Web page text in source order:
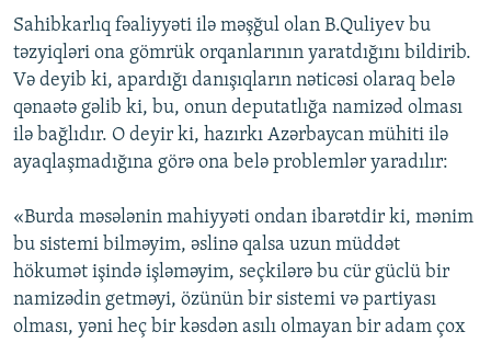
Sahibkarlıq fəaliyyəti ilə məşğul olan B.Quliyev bu
təzyiqləri ona gömrük orqanlarının yaratdığını bildirib.
Və deyib ki, apardığı danışıqların nəticəsi olaraq belə
qənaətə gəlib ki, bu, onun deputatlığa namizəd olması
ilə bağlıdır. O deyir ki, hazırkı Azərbaycan mühiti ilə
ayaqlaşmadığına görə ona belə problemlər yaradılır:
«Burda məsələnin mahiyyəti ondan ibarətdir ki, mənim
bu sistemi bilməyim, əslinə qalsa uzun müddət
hökumət işində işləməyim, seçkilərə bu cür güclü bir
namizədin getməyi, özünün bir sistemi və partiyası
olması, yəni heç bir kəsdən asılı olmayan bir adam çox